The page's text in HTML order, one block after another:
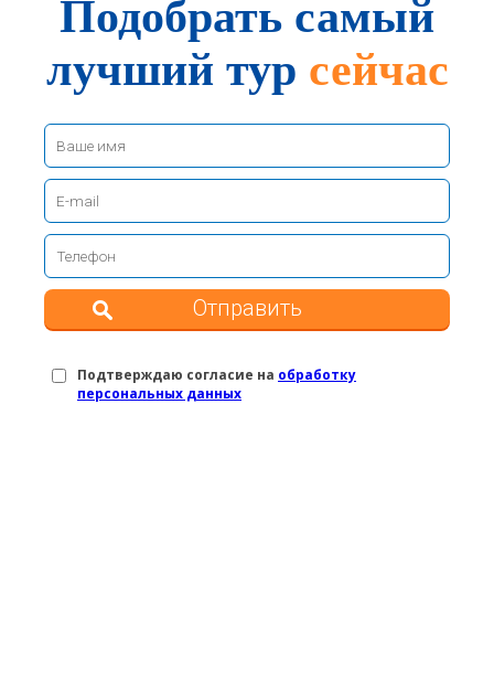
Подобрать самый
лучший тур сейчас
Отправить
Подтверждаю согласие на обработку
персональных данных